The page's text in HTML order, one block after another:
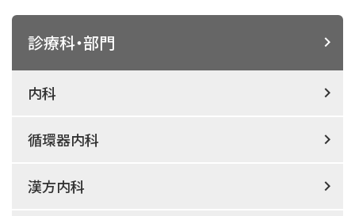
診療科・部門
内科
循環器内科
漢方内科